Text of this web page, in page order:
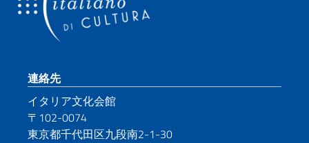
Footer section
連絡先
イタリア文化会館
〒102-0074
東京都千代田区九段南2-1-30